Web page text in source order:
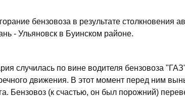
бензовоза в результате столкновения
- Ульяновск в Буинском районе.
случилась по вине водителя бензовоза
движения. В этот момент перед ним
Бензовоз (к счастью, он был порожний)